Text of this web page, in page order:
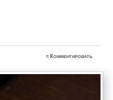
≈ Комментировать